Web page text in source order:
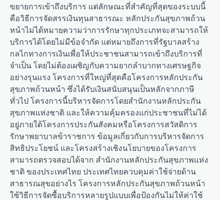
ขยายการเข้าถึงบริการ แต่ลักษณะที่สำคัญที่สุดของระบบนี้
คือวิธีการจัดสรรเงินทุนสาธารณะ หลักประกันสุขภาพถ้วน
หน้าไม่ได้หมายความว่าการรักษาทุกประเภทจะสามารถให้
บริการได้โดยไม่มีข้อจำกัด แต่หมายถึงการที่รัฐบาลสร้าง
กลไกทางการเงินเพื่อให้ประชาชนสามารถเข้าถึงบริการที่
จำเป็น โดยไม่ต้องเผชิญกับความยากลำบากทางเศรษฐกิจ
อย่างรุนแรง โครงการที่ใหญ่ที่สุดคือโครงการหลักประกัน
สุขภาพถ้วนหน้า ซึ่งได้รับเงินสนับสนุนเป็นหลักจากภาษี
ทั่วไป โครงการนี้บริหารจัดการโดยสำนักงานหลักประกัน
สุขภาพแห่งชาติ และให้ความคุ้มครองแก่ประชาชนที่ไม่ได้
อยู่ภายใต้โครงการประกันสังคมหรือโครงการสวัสดิการ
รักษาพยาบาลข้าราชการ ข้อมูลเกี่ยวกับการบริหารจัดการ
สิทธิประโยชน์ และโครงสร้างเชิงนโยบายของโครงการ
สามารถตรวจสอบได้จาก สำนักงานหลักประกันสุขภาพแห่ง
ชาติ ของประเทศไทย ประเทศไทยควบคุมค่าใช้จ่ายด้าน
สาธารณสุขอย่างไร โครงการหลักประกันสุขภาพถ้วนหน้า
ใช้วิธีการจัดซื้อบริการหลายรูปแบบเพื่อป้องกันไม่ให้ค่าใช้